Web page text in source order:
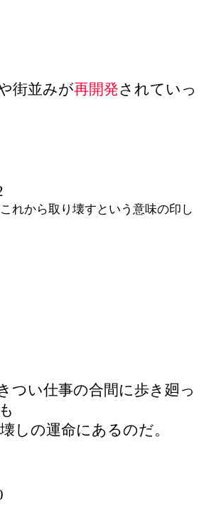
街並みが再開発されていっ
れから取り壊すという意味の印し
つい仕事の合間に歩き廻っ
しの運命にあるのだ。